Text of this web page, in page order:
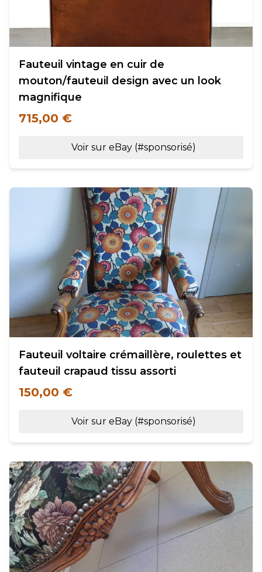
Fauteuil vintage en cuir de
mouton/fauteuil design avec un look
magnifique
715,00 €
Voir sur eBay (#sponsorisé)
Fauteuil voltaire crémaillère, roulettes et
fauteuil crapaud tissu assorti
150,00 €
Voir sur eBay (#sponsorisé)